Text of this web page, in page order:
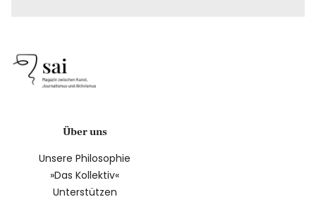
Über uns
Unsere Philosophie
»Das Kollektiv«
Unterstützen